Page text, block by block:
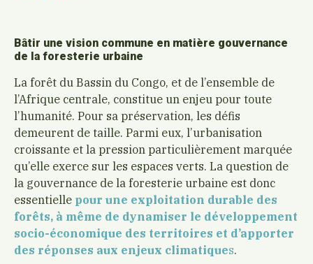
Bâtir une vision commune en matière gouvernance
de la foresterie urbaine
La forêt du Bassin du Congo, et de l’ensemble de
l’Afrique centrale, constitue un enjeu pour toute
l’humanité. Pour sa préservation, les défis
demeurent de taille. Parmi eux, l’urbanisation
croissante et la pression particulièrement marquée
qu’elle exerce sur les espaces verts. La question de
la gouvernance de la foresterie urbaine est donc
essentielle pour une exploitation durable des
forêts, à même de dynamiser le développement
socio-économique des territoires et d’apporter
des réponses aux enjeux climatiques.